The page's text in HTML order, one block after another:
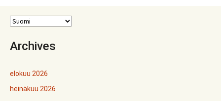
Archives
elokuu 2026
heinäkuu 2026